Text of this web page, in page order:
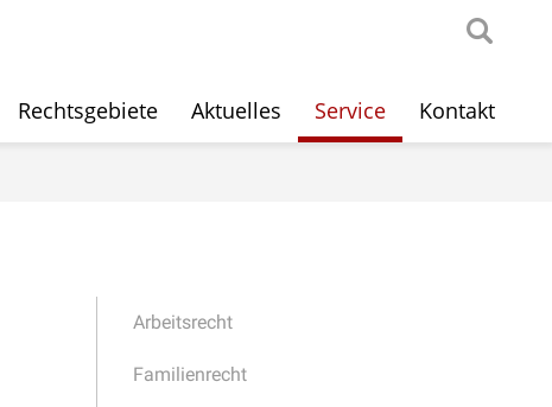
Rechtsgebiete Aktuelles Service Kontakt
Arbeitsrecht
Familienrecht